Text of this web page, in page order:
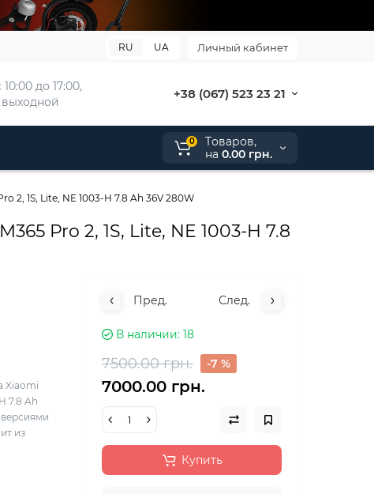
Личный кабинет
RU UA
до 17:00,
+38 (067) 523 23 21
0
Tоваров,
на 0.00 грн.
2, 1S, Lite, NE 1003-H 7.8 Ah 36V 280W
Pro 2, 1S, Lite, NE 1003-H 7.8
Xiaomi
7.8 Ah
из
Пред. След.
В наличии 18
7500.00 грн. -7 %
7000.00 грн.
Купить